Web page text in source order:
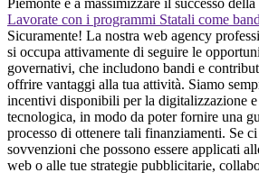
Piemonte e a massimizzare il successo
Lavorate con i programmi Statali come
Sicuramente! La nostra web agency
si occupa attivamente di seguire le
governativi, che includono bandi e
offrire vantaggi alla tua attività. Siamo
incentivi disponibili per la digitalizzazione
tecnologica, in modo da poter fornire una
processo di ottenere tali finanziamenti. Se
sovvenzioni che possono essere applicati
web o alle tue strategie pubblicitarie,